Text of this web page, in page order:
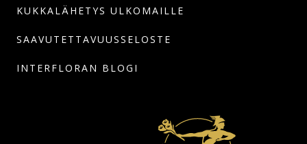
KUKKALÄHETYS ULKOMAILLE
SAAVUTETTAVUUSSELOSTE
INTERFLORAN BLOGI